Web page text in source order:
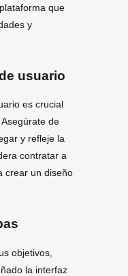
que
y
usuario
es crucial
de
y refleje la
contratar a
crear un diseño
objetivos,
la interfaz